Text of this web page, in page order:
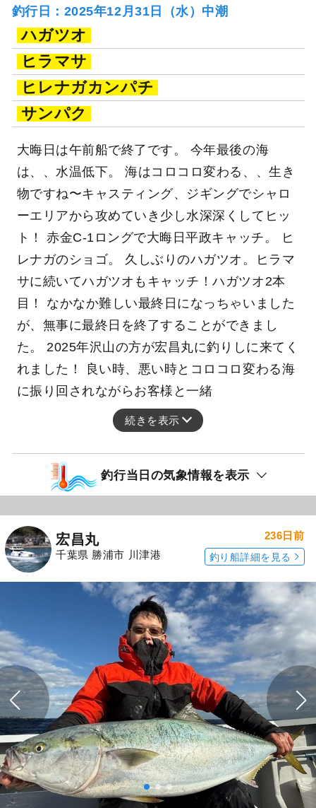
釣行日：2025年12月31日（水）中潮
ハガツオ
ヒラマサ
ヒレナガカンパチ
サンパク
大晦日は午前船で終了です。 今年最後の海
は、、水温低下。 海はコロコロ変わる、、生き
物ですね〜キャスティング、ジギングでシャロ
ーエリアから攻めていき少し水深深くしてヒッ
ト！ 赤金C-1ロングで大晦日平政キャッチ。 ヒ
レナガのショゴ。 久しぶりのハガツオ。ヒラマ
サに続いてハガツオもキャッチ！ハガツオ2本
目！ なかなか難しい最終日になっちゃいました
が、無事に最終日を終了することができまし
た。 2025年沢山の方が宏昌丸に釣りしに来てく
れました！ 良い時、悪い時とコロコロ変わる海
に振り回されながらお客様と一緒
続きを表示
釣行当日の気象情報を表示
宏昌丸
千葉県 勝浦市 川津港
236日前
釣り船詳細を見る